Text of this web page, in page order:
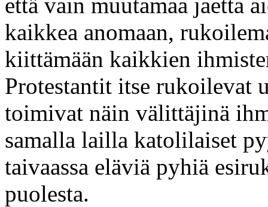
kaikkea anomaan,
kiittämään kaikkien
Protestantit itse rukoilevat
toimivat näin välittäjinä
samalla lailla katolilaiset
taivaassa eläviä pyhiä
puolesta.